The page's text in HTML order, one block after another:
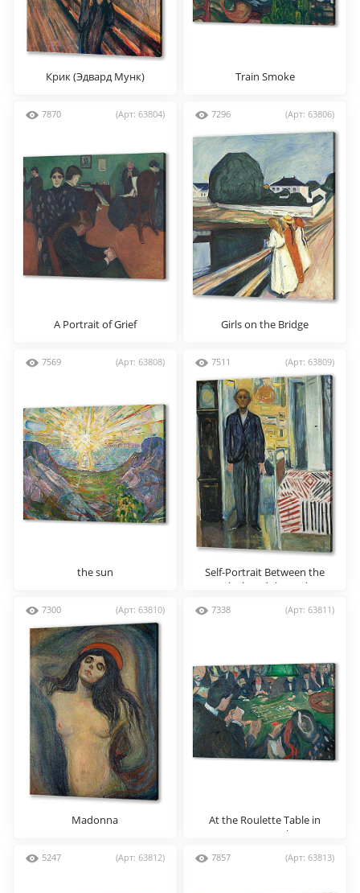
Крик (Эдвард Мунк) Train Smoke
7870 (Арт: 63804)
A Portrait of Grief
7296 (Арт: 63806)
Girls on the Bridge
7569 (Арт: 63808)
the sun
7511 (Арт: 63809)
Self-Portrait Between the
Clock and the Bed
7300 (Арт: 63810)
Madonna
7338 (Арт: 63811)
At the Roulette Table in
Monte Carlo
5247 (Арт: 63812) 7857 (Арт: 63813)